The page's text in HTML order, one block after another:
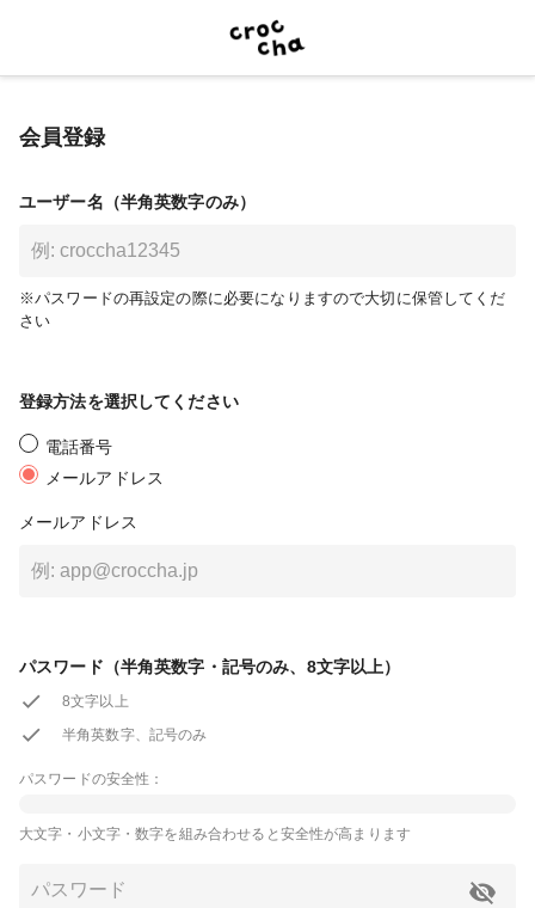
会員登録
ユーザー名（半角英数字のみ）
※パスワードの再設定の際に必要になりますので大切に保管してくだ
さい
登録方法を選択してください
電話番号
メールアドレス
メールアドレス
パスワード（半角英数字・記号のみ、8文字以上）
8文字以上
半角英数字、記号のみ
パスワードの安全性：
大文字・小文字・数字を組み合わせると安全性が高まります